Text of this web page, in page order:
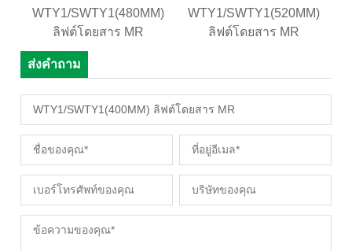
WTY1/SWTY1(480MM)
ลิฟต์โดยสาร MR
WTY1/SWTY1(520MM)
ลิฟต์โดยสาร MR
ส่งคำถาม